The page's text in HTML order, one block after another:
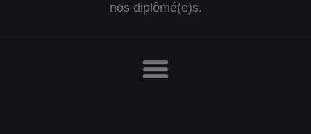
nos diplômé(e)s.